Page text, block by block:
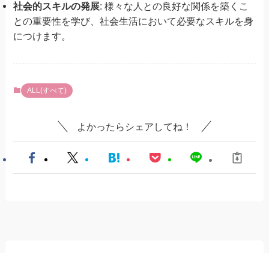
社会的スキルの発展: 様々な人との良好な関係を築くこ
との重要性を学び、社会生活において必要なスキルを身
につけます。
ALL(すべて)
よかったらシェアしてね！